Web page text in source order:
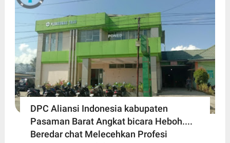
DPC Aliansi Indonesia kabupaten
Pasaman Barat Angkat bicara Heboh....
Beredar chat Melecehkan Profesi